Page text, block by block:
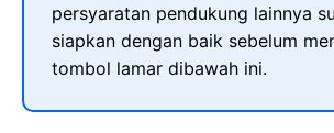
persyaratan pendukung lainnya
siapkan dengan baik sebelum
tombol lamar dibawah ini.